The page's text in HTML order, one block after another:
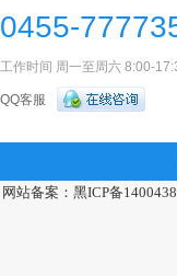
0455-
工作时间 周一至周六 8:00-
QQ客服
网站备案：黑ICP备